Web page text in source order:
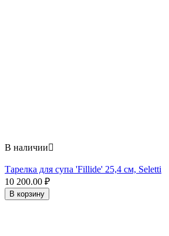
В наличии
Тарелка для супа 'Fillide' 25,4 см, Seletti
10 200.00 ₽
В корзину